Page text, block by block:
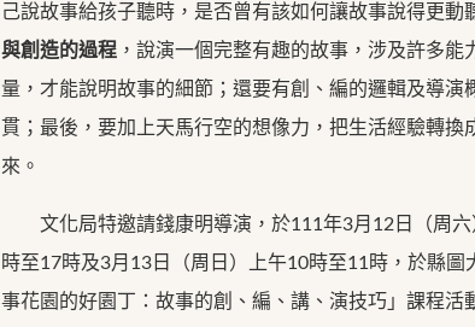
己說故事給孩子聽時，是否曾有該如何讓故事說得更動
與創造的過程 ，說演一個完整有趣的故事，涉及許多
量，才能說明故事的細節；還要有創、編的邏輯及導演
貫；最後，要加上天馬行空的想像力，把生活經驗轉換
來。
文化局特邀請錢康明導演，於111年3月12日（周六
時至17時及3月13日（周日）上午10時至11時，於縣
事花園的好園丁：故事的創、編、講、演技巧」課程活